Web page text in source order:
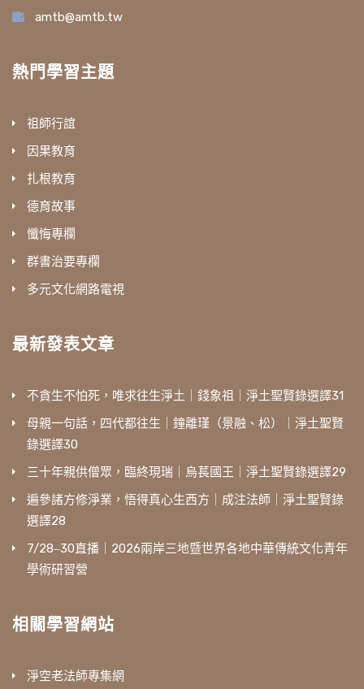
amtb@amtb.tw
熱門學習主題
祖師行誼
因果教育
扎根教育
德育故事
懺悔專欄
群書治要專欄
多元文化網路電視
最新發表文章
不貪生不怕死，唯求往生淨土｜錢象祖｜淨土聖賢錄選譯31
母親一句話，四代都往生｜鐘離瑾（景融、松）｜淨土聖賢
錄選譯30
三十年親供僧眾，臨終現瑞｜烏萇國王｜淨土聖賢錄選譯29
遍參諸方修淨業，悟得真心生西方｜成注法師｜淨土聖賢錄
選譯28
7/28‒30直播｜2026兩岸三地暨世界各地中華傳統文化青年
學術研習營
相關學習網站
淨空老法師專集網